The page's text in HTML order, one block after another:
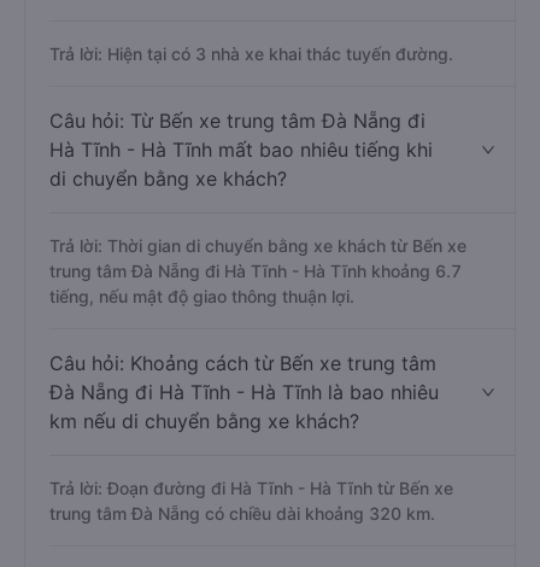
Trả lời: Hiện tại có 3 nhà xe khai thác tuyến đường.
Câu hỏi: Từ Bến xe trung tâm Đà Nẵng đi
Hà Tĩnh - Hà Tĩnh mất bao nhiêu tiếng khi
di chuyển bằng xe khách?
Trả lời: Thời gian di chuyển bằng xe khách từ Bến xe
trung tâm Đà Nẵng đi Hà Tĩnh - Hà Tĩnh khoảng 6.7
tiếng, nếu mật độ giao thông thuận lợi.
Câu hỏi: Khoảng cách từ Bến xe trung tâm
Đà Nẵng đi Hà Tĩnh - Hà Tĩnh là bao nhiêu
km nếu di chuyển bằng xe khách?
Trả lời: Đoạn đường đi Hà Tĩnh - Hà Tĩnh từ Bến xe
trung tâm Đà Nẵng có chiều dài khoảng 320 km.